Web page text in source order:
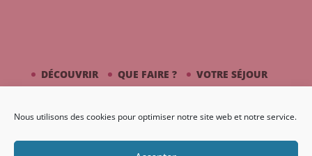
Nous utilisons des cookies pour optimiser notre site web et notre service.
DÉCOUVRIR QUE FAIRE ?
VOTRE SÉJOUR
AGENDA GALERIE